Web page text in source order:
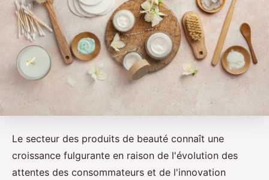
Le secteur des produits de beauté connaît une
croissance fulgurante en raison de l'évolution des
attentes des consommateurs et de l'innovation